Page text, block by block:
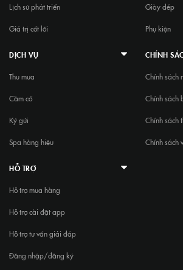
Lịch sử phát triển
Giá trị cốt lõi
Giày dép
Phụ kiện
DỊCH VỤ
Thu mua
Cầm cố
Ký gửi
Spa hàng hiệu
CHÍNH
Chính sách
Chính sách
Chính sách
Chính sách
HỖ TRỢ
Hỗ trợ mua hàng
Hỗ trợ cài đặt app
Hỗ trợ tư vấn giải đáp
Đăng nhập/đăng ký